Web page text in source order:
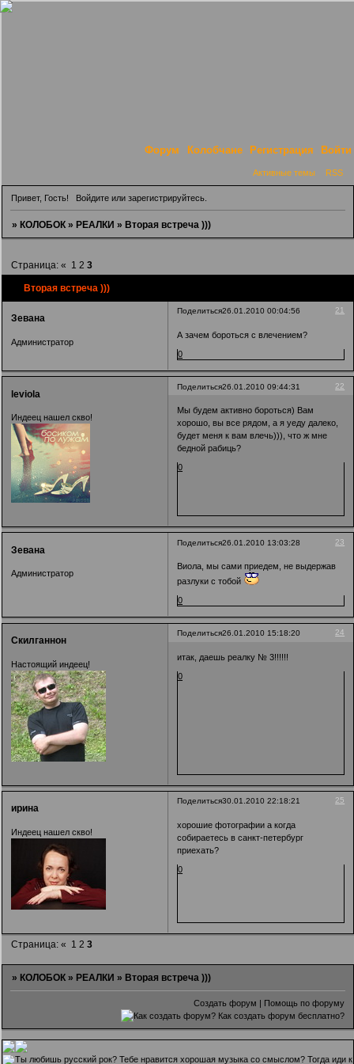
Форум Колобчане Регистрация Войти
Активные темы RSS
Привет, Гость! Войдитеили зарегистрируйтесь.
»КОЛОБОК »РЕАЛКИ »Вторая встреча )))
Вторая встреча )))
Страница:« 1 2 3
Поделиться 21
26.01.2010 00:04:56
Зевана
Администратор
А зачем бороться с влечением?
0
Поделиться 22
26.01.2010 09:44:31
leviola
Индеец нашел скво!
Мы будем активно бороться) Вам
хорошо, вы все рядом, а я уеду далеко,
будет меня к вам влечь))), что ж мне
бедной рабиць?
0
Поделиться 23
26.01.2010 13:03:28
Зевана
Администратор
Виола, мы сами приедем, не выдержав
разлуки с тобой
0
Поделиться 24
26.01.2010 15:18:20
Скилганнон
Настоящий индеец!
итак, даешь реалку № 3!!!!!!
0
Поделиться 25
30.01.2010 22:18:21
ирина
Индеец нашел скво!
хорошие фотографии а когда
собираетесь в санкт-петербург
приехать?
0
Страница:« 1 2 3
» КОЛОБОК » РЕАЛКИ » Вторая встреча )))
Создать форум | Помощь по форуму